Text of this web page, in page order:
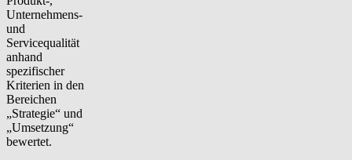
Unternehmens-
und
Servicequalität
anhand
spezifischer
Kriterien in den
Bereichen
„Strategie“ und
„Umsetzung“
bewertet.